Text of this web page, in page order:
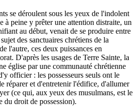
se déroulent sous les yeux de l'indolent
peine y prêter une attention distraite, un
au début, venait de se produire entre
des sanctuaires chrétiens de la
l'autre, ces deux puissances en
D'après les usages de Terre Sainte, la
église par une communauté chrétienne
officier : les possesseurs seuls ont le
réparer et d'entretenir l'édifice, d'allumer
(ce qui, aux yeux des musulmans, est le
du droit de possession).